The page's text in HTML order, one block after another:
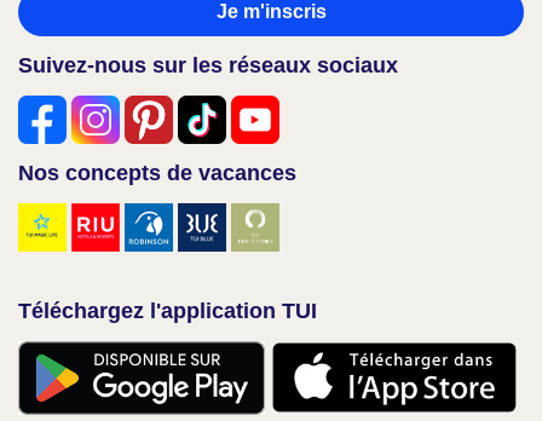
Je m'inscris
Suivez-nous sur les réseaux sociaux
Nos concepts de vacances
Téléchargez l'application TUI